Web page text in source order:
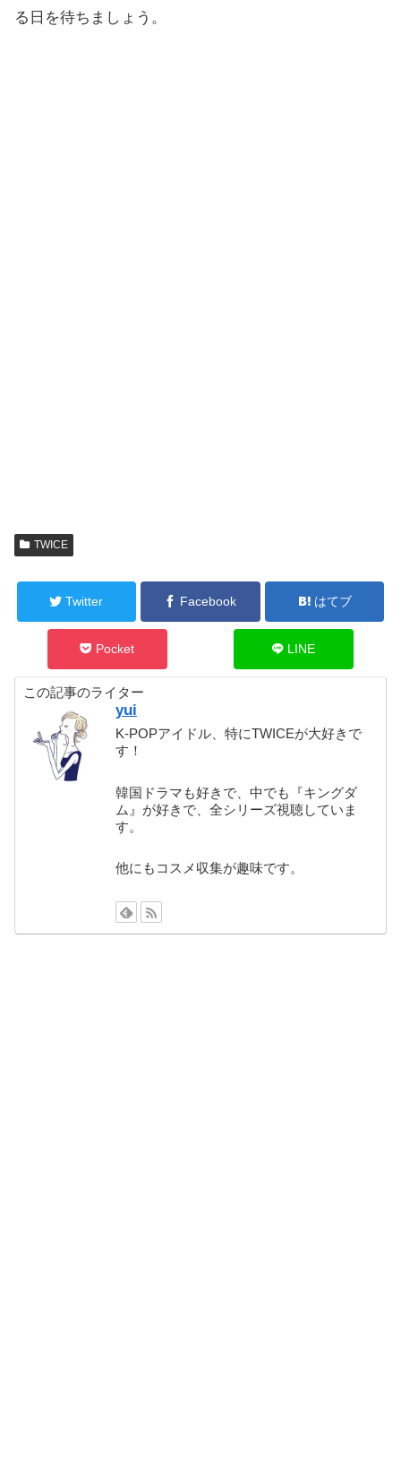
る日を待ちましょう。
TWICE
Twitter Facebook はてブ
Pocket LINE
この記事のライター
yui
K-POPアイドル、特にTWICEが大好きで
す！
韓国ドラマも好きで、中でも『キングダ
ム』が好きで、全シリーズ視聴していま
す。
他にもコスメ収集が趣味です。